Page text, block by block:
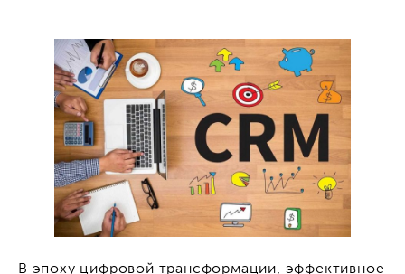
В эпоху цифровой трансформации, эффективное